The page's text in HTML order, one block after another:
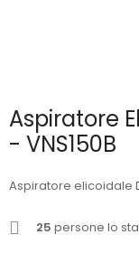
Aspiratore
- VNS150B
Aspiratore elicoidale
25 persone lo